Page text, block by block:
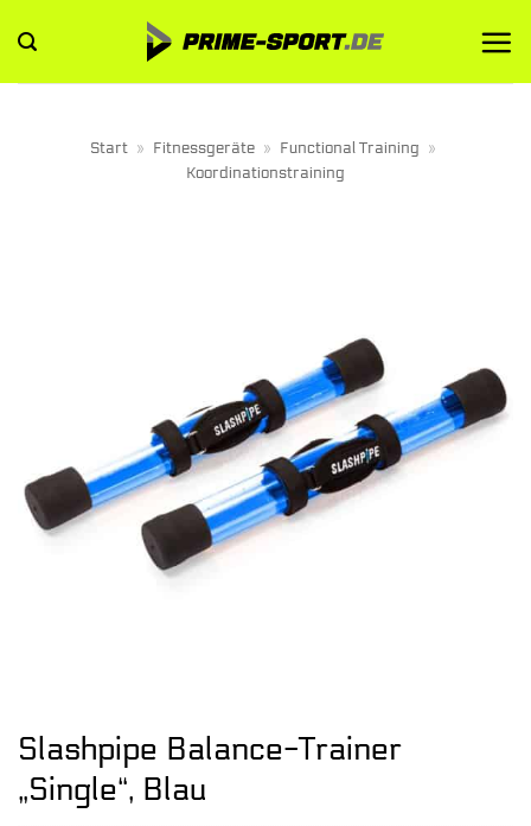
Inhalt
springen
Start » Fitnessgeräte » Functional Training »
Koordinationstraining
Slashpipe Balance-Trainer
„Single“, Blau